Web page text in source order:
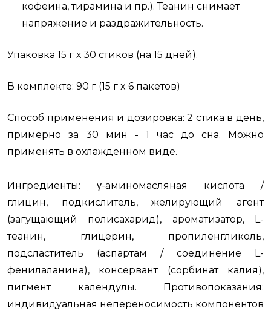
кофеина, тирамина и пр.). Теанин снимает
напряжение и раздражительность.
Упаковка 15 г х 30 стиков (на 15 дней).
В комплекте: 90 г (15 г x 6 пакетов)
Способ применения и дозировка: 2 стика в день,
примерно за 30 мин - 1 час до сна. Можно
применять в охлажденном виде.
Ингредиенты: γ-аминомасляная кислота /
глицин, подкислитель, желирующий агент
(загущающий полисахарид), ароматизатор, L-
теанин, глицерин, пропиленгликоль,
подсластитель (аспартам / соединение L-
фенилаланина), консервант (сорбинат калия),
пигмент календулы. Противопоказания:
индивидуальная непереносимость компонентов